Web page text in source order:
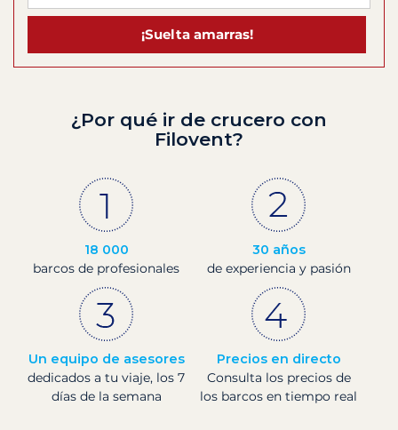
¡Suelta amarras!
¿Por qué ir de crucero con
Filovent?
18 000
barcos de profesionales
30 años
de experiencia y pasión
Un equipo de asesores
dedicados a tu viaje, los 7
días de la semana
Precios en directo
Consulta los precios de
los barcos en tiempo real